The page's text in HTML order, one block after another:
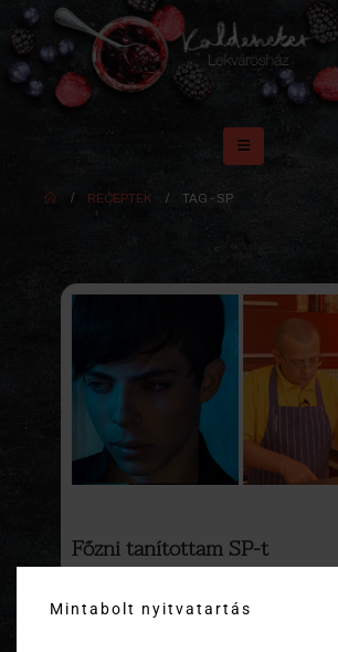
RECEPTEK TAG - SP
Főzni tanítottam SP-t
műsorában, miként tanult meg pár
Mintabolt nyitvatartás